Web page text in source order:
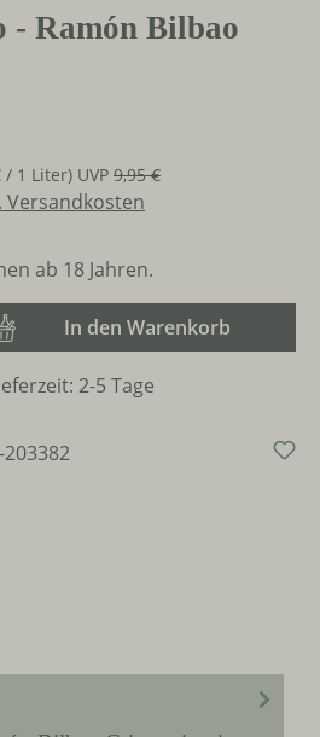
- Ramón Bilbao
/ 1 Liter) UVP 9,95 €
Versandkosten
ab 18 Jahren.
Gib den gewünschten
In den Warenkorb
2-5 Tage
203382